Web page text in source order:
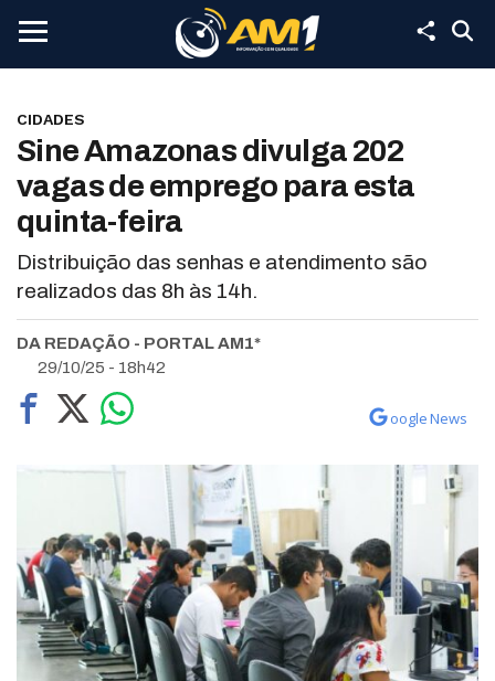
CIDADES
Sine Amazonas divulga 202
vagas de emprego para esta
quinta-feira
Distribuição das senhas e atendimento são
realizados das 8h às 14h.
DA REDAÇÃO - PORTAL AM1*
29/10/25 - 18h42
oogle News